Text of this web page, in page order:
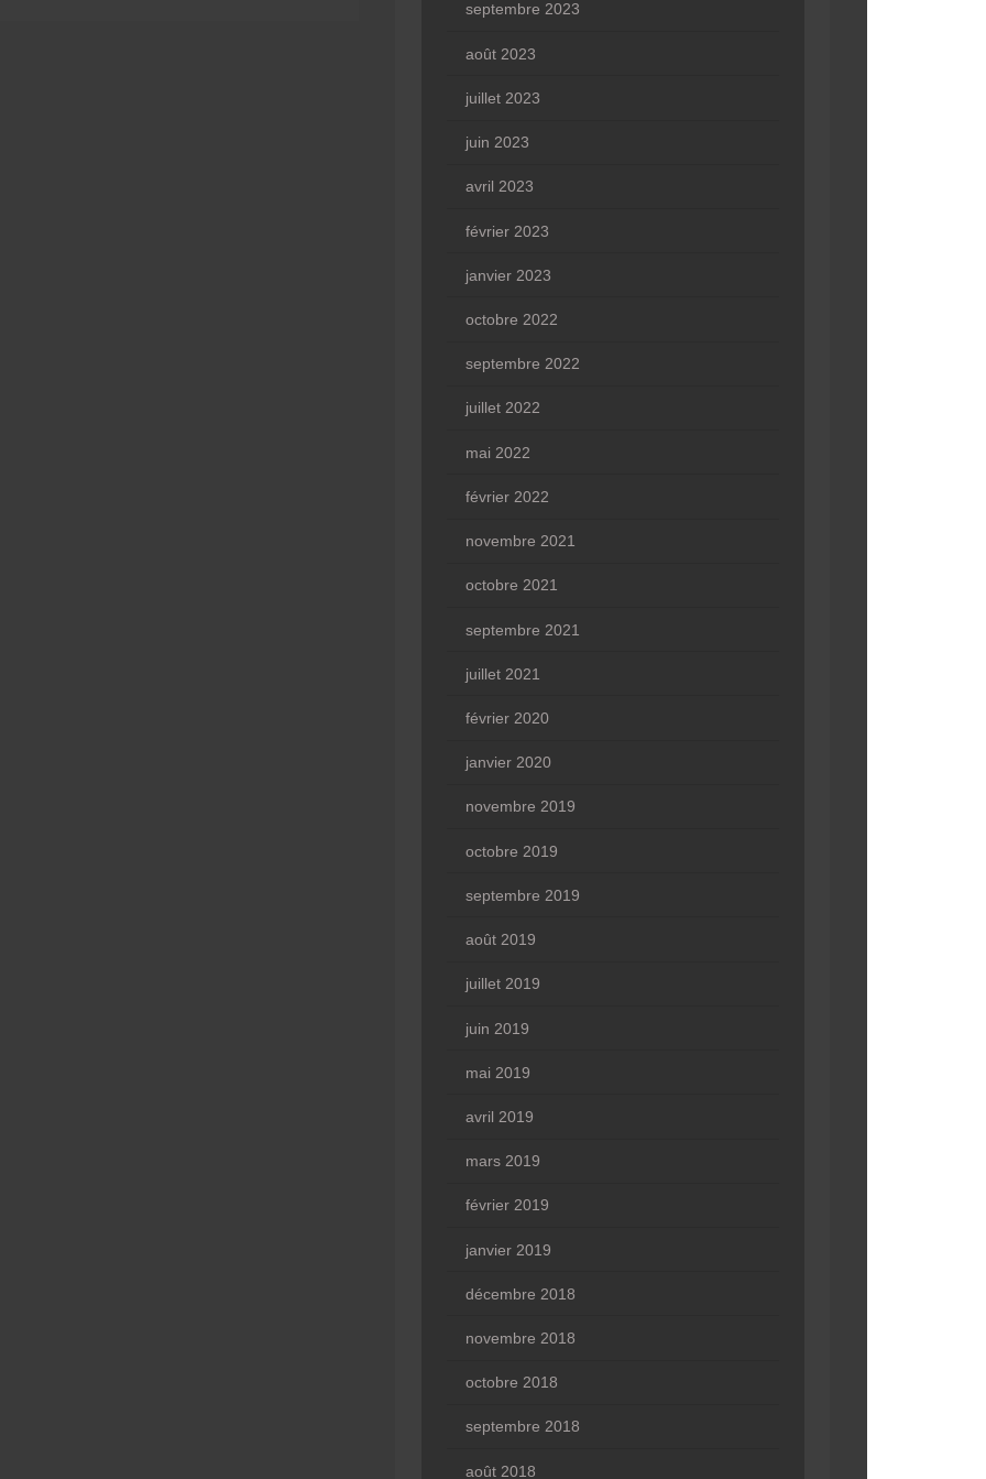
septembre 2023
août 2023
juillet 2023
juin 2023
avril 2023
février 2023
janvier 2023
octobre 2022
septembre 2022
juillet 2022
mai 2022
février 2022
novembre 2021
octobre 2021
septembre 2021
juillet 2021
février 2020
janvier 2020
novembre 2019
octobre 2019
septembre 2019
août 2019
juillet 2019
juin 2019
mai 2019
avril 2019
mars 2019
février 2019
janvier 2019
décembre 2018
novembre 2018
octobre 2018
septembre 2018
août 2018